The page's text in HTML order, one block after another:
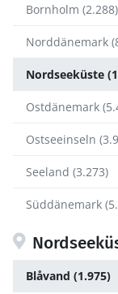
Bornholm (2.288)
Norddänemark
Nordseeküste
Ostdänemark
Ostseeinseln
Seeland (3.273)
Süddänemark
Blåvand (1.975)